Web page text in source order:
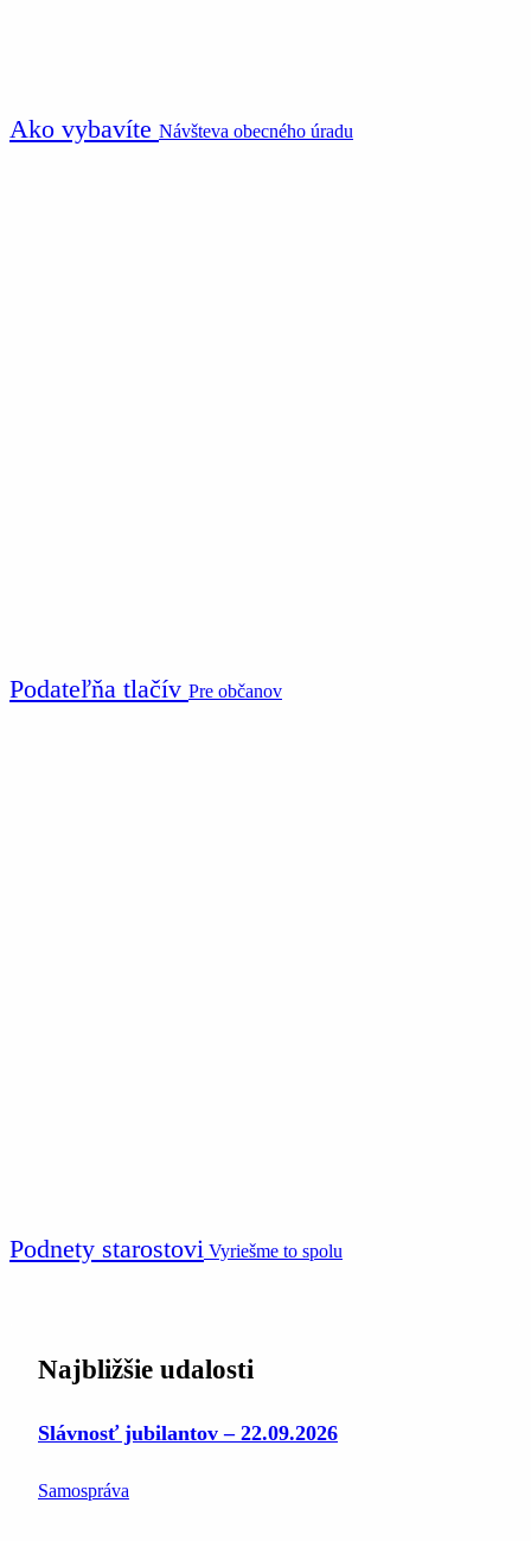
Ako vybavíte Návšteva obecného úradu
Podateľňa tlačív Pre občanov
Podnety starostovi Vyriešme to spolu
Najbližšie udalosti
Slávnosť jubilantov – 22.09.2026
Samospráva